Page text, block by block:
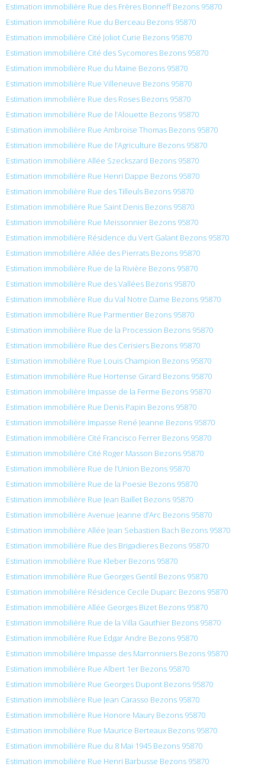
Estimation immobilière Rue des Frères Bonneff Bezons 95870
Estimation immobilière Rue du Berceau Bezons 95870
Estimation immobilière Cité Joliot Curie Bezons 95870
Estimation immobilière Cité des Sycomores Bezons 95870
Estimation immobilière Rue du Maine Bezons 95870
Estimation immobilière Rue Villeneuve Bezons 95870
Estimation immobilière Rue des Roses Bezons 95870
Estimation immobilière Rue de l’Alouette Bezons 95870
Estimation immobilière Rue Ambroise Thomas Bezons 95870
Estimation immobilière Rue de l’Agriculture Bezons 95870
Estimation immobilière Allée Szeckszard Bezons 95870
Estimation immobilière Rue Henri Dappe Bezons 95870
Estimation immobilière Rue des Tilleuls Bezons 95870
Estimation immobilière Rue Saint Denis Bezons 95870
Estimation immobilière Rue Meissonnier Bezons 95870
Estimation immobilière Résidence du Vert Galant Bezons 95870
Estimation immobilière Allée des Pierrats Bezons 95870
Estimation immobilière Rue de la Rivière Bezons 95870
Estimation immobilière Rue des Vallées Bezons 95870
Estimation immobilière Rue du Val Notre Dame Bezons 95870
Estimation immobilière Rue Parmentier Bezons 95870
Estimation immobilière Rue de la Procession Bezons 95870
Estimation immobilière Rue des Cerisiers Bezons 95870
Estimation immobilière Rue Louis Champion Bezons 95870
Estimation immobilière Rue Hortense Girard Bezons 95870
Estimation immobilière Impasse de la Ferme Bezons 95870
Estimation immobilière Rue Denis Papin Bezons 95870
Estimation immobilière Impasse René Jeanne Bezons 95870
Estimation immobilière Cité Francisco Ferrer Bezons 95870
Estimation immobilière Cité Roger Masson Bezons 95870
Estimation immobilière Rue de l’Union Bezons 95870
Estimation immobilière Rue de la Poesie Bezons 95870
Estimation immobilière Rue Jean Baillet Bezons 95870
Estimation immobilière Avenue Jeanne d’Arc Bezons 95870
Estimation immobilière Allée Jean Sebastien Bach Bezons 95870
Estimation immobilière Rue des Brigadieres Bezons 95870
Estimation immobilière Rue Kleber Bezons 95870
Estimation immobilière Rue Georges Gentil Bezons 95870
Estimation immobilière Résidence Cecile Duparc Bezons 95870
Estimation immobilière Allée Georges Bizet Bezons 95870
Estimation immobilière Rue de la Villa Gauthier Bezons 95870
Estimation immobilière Rue Edgar Andre Bezons 95870
Estimation immobilière Impasse des Marronniers Bezons 95870
Estimation immobilière Rue Albert 1er Bezons 95870
Estimation immobilière Rue Georges Dupont Bezons 95870
Estimation immobilière Rue Jean Carasso Bezons 95870
Estimation immobilière Rue Honore Maury Bezons 95870
Estimation immobilière Rue Maurice Berteaux Bezons 95870
Estimation immobilière Rue du 8 Mai 1945 Bezons 95870
Estimation immobilière Rue Henri Barbusse Bezons 95870